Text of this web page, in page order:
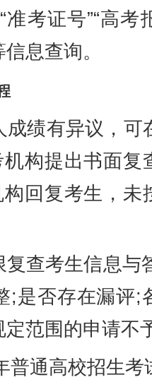
准考证号”“高
息查询。
绩有异议，可
构提出书面复
回复考生，未
考生信息与
;是否存在漏评;
范围的申请不
通高校招生考